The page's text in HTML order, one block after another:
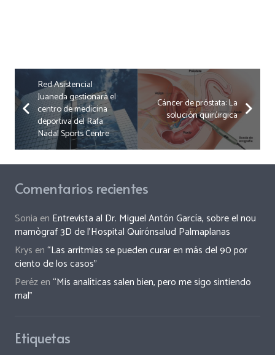
Red Asistencial
Juaneda gestionará el
centro de medicina
deportiva del Rafa
Nadal Sports Centre
Cáncer de próstata: La
solución quirúrgica
Comentarios recientes
Sonia en Entrevista al Dr. Miguel Antón García, sobre el nou
mamògraf 3D de l’Hospital Quirónsalud Palmaplanas
Krys en“Las arritmias se pueden curar en más del 90 por
ciento de los casos”
Perézen“Mis analíticas salen bien, pero me sigo sintiendo
mal”
Etiquetas